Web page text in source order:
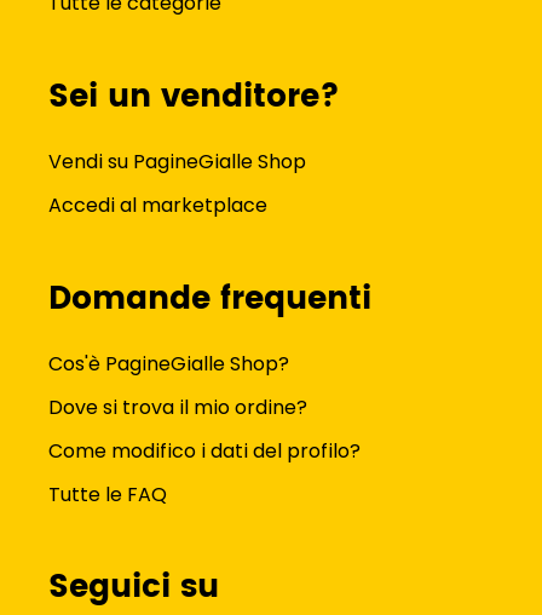
Sei un venditore?
Vendi su PagineGialle Shop
Accedi al marketplace
Domande frequenti
Cos'è PagineGialle Shop?
Dove si trova il mio ordine?
Come modifico i dati del profilo?
Tutte le FAQ
Seguici su